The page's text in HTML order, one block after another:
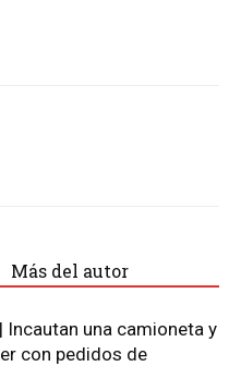
Más del autor
Incautan una camioneta y
con pedidos de